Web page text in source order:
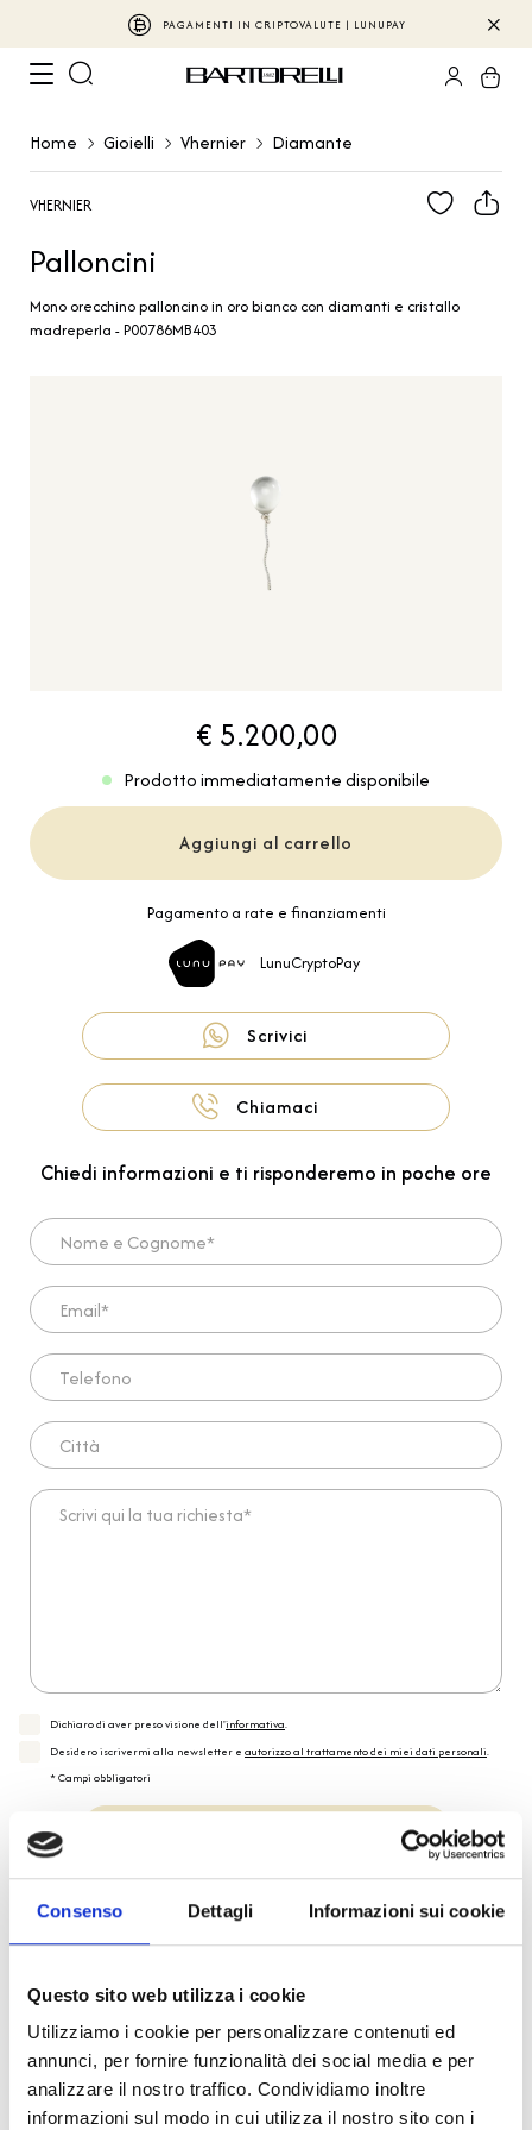
Consenso Dettagli Informazioni sui cookie
Questo sito web utilizza i cookie
Utilizziamo i cookie per personalizzare contenuti ed
annunci, per fornire funzionalità dei social media e per
analizzare il nostro traffico. Condividiamo inoltre
informazioni sul modo in cui utilizza il nostro sito con i
PAGAMENTI IN CRIPTOVALUTE | LUNUPAY
Home Gioielli Vhernier Diamante
VHERNIER
Palloncini
Mono orecchino palloncino in oro bianco con diamanti e cristallo
madreperla - P00786MB403
€ 5.200,00
Prodotto immediatamente disponibile
Aggiungi al carrello
Pagamento a rate e finanziamenti
LunuCryptoPay
Scrivici
Chiamaci
Chiedi informazioni e ti risponderemo in poche ore
Nome e Cognome*
Email*
Telefono
Città
Scrivi qui la tua richiesta*
Dichiaro di aver preso visione dell'informativa.
Desidero iscrivermi alla newsletter e autorizzo al trattamento dei miei dati personali.
* Campi obbligatori
Reso facile e veloce
Spedizione Gratuita